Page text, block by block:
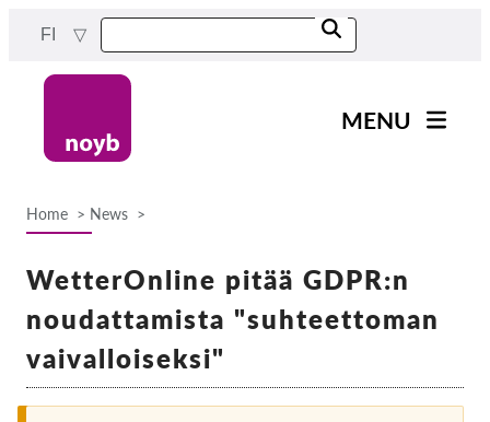
content
FI
MENU
Projektit
Home News
WetterOnline pitää GDPR:n
noudattamista "suhteettoman
vaivalloiseksi"